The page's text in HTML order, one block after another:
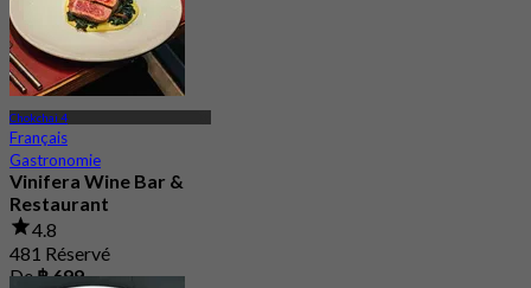
Chokchai 4
Français
Gastronomie
Vinifera Wine Bar &
Restaurant
4.8
481 Réservé
De฿ 699